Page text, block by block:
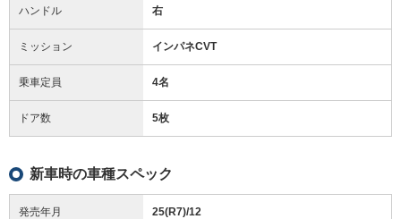
ハンドル 右
ミッション インパネCVT
乗車定員 4名
ドア数 5枚
新車時の車種スペック
発売年月 25(R7)/12